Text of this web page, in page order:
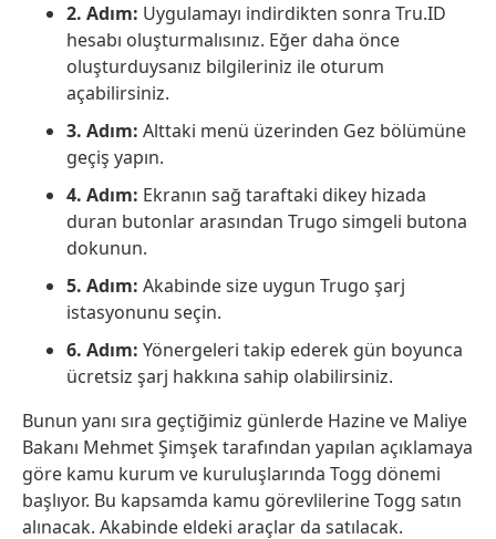
2. Adım: Uygulamayı indirdikten sonra Tru.ID
hesabı oluşturmalısınız. Eğer daha önce
oluşturduysanız bilgileriniz ile oturum
açabilirsiniz.
3. Adım: Alttaki menü üzerinden Gez bölümüne
geçiş yapın.
4. Adım: Ekranın sağ taraftaki dikey hizada
duran butonlar arasından Trugo simgeli butona
dokunun.
5. Adım: Akabinde size uygun Trugo şarj
istasyonunu seçin.
6. Adım: Yönergeleri takip ederek gün boyunca
ücretsiz şarj hakkına sahip olabilirsiniz.
Bunun yanı sıra geçtiğimiz günlerde Hazine ve Maliye
Bakanı Mehmet Şimşek tarafından yapılan açıklamaya
göre kamu kurum ve kuruluşlarında Togg dönemi
başlıyor. Bu kapsamda kamu görevlilerine Togg satın
alınacak. Akabinde eldeki araçlar da satılacak.